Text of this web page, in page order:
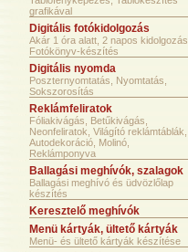
grafikával
Digitális fotókidolgozás
Akár 1 óra alatt, 2 napos kidolgozás,
Fotókönyv-készítés
Digitális nyomda
Poszternyomtatás, Nyomtatás,
Sokszorosítás
Reklámfeliratok
Fóliakivágás, Betűkivágás,
Neonfeliratok, Világító reklámtáblák,
Autodekoráció, Molinó,
Reklámponyva
Ballagási meghívók, szalagok
Ballagási meghívó és üdvözlőlap
készítés
Keresztelő meghívók
Menü kártyák, ültető kártyák
Menü- és ültető kártyák készítése